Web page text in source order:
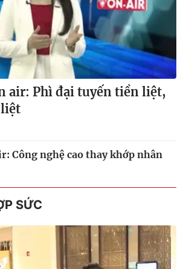
air: Phì đại tuyến tiền liệt,
Công nghệ cao thay khớp nhân
SỨC